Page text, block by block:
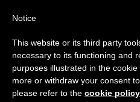
DÍA
Enero
Aviso importante
Del 27 de julio al 7 de
anual, aprovechando que
se generan menos
Notice
This website or its third party
necessary to its functioning and
purposes illustrated in the
more or withdraw your consent
please refer to the cookie policy